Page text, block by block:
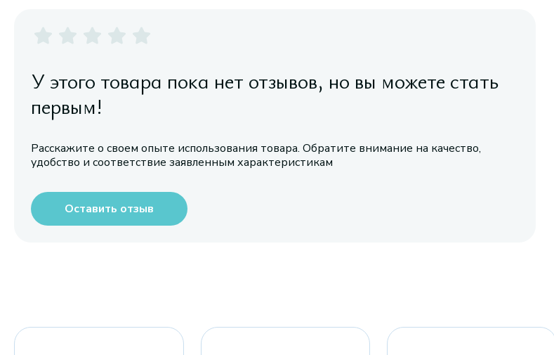
У этого товара пока нет отзывов, но вы можете стать
первым!
Расскажите о своем опыте использования товара. Обратите внимание на качество,
удобство и соответствие заявленным характеристикам
Оставить отзыв